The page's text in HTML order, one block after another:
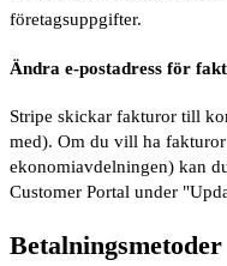
företagsuppgifter.
Ändra e-postadress för
Stripe skickar fakturor till
med). Om du vill ha
ekonomiavdelningen) kan
Customer Portal under
Betalningsmetoder